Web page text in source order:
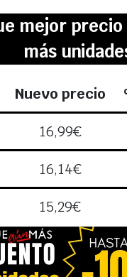
mejor
más
Nuevo precio
16,99€
16,14€
15,29€